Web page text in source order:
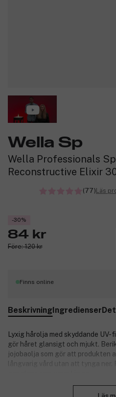
Wella Sp
Wella Professionals
Reconstructive Elixir
(77) Läs
-30%
84 kr
Före: 120 kr
Finns online
BeskrivningIngredienser
Lyxig hårolja med skyddande
gör håret glansigt och mjukt.
jojobaolja som gör att produkten
långvarig vård utan att tynga